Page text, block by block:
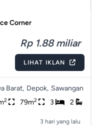
Corner
Rp 1.88 miliar
LIHAT IKLAN
Barat, Depok, Sawangan
2 79m2 3 2
3 hari yang lalu